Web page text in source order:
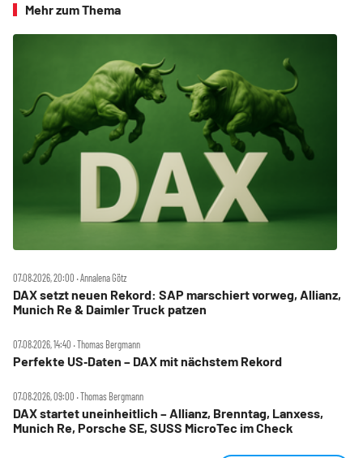
Mehr zum Thema
07.08.2026, 20:00 ‧ Annalena Götz
DAX setzt neuen Rekord: SAP marschiert vorweg, Allianz,
Munich Re & Daimler Truck patzen
07.08.2026, 14:40 ‧ Thomas Bergmann
Perfekte US‑Daten – DAX mit nächstem Rekord
07.08.2026, 09:00 ‧ Thomas Bergmann
DAX startet uneinheitlich – Allianz, Brenntag, Lanxess,
Munich Re, Porsche SE, SUSS MicroTec im Check